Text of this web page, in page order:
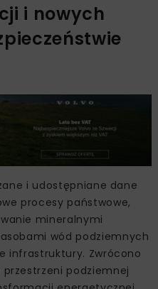
i nowych
i udostępniane dane
procesy państwowe,
mineralnymi
wód podziemnych
infrastruktury. Zwrócono
podziemnej